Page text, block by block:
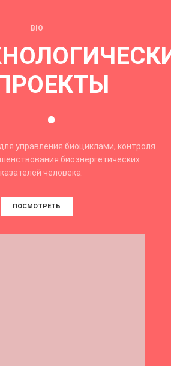
BIO
управления биоциклами, контроля
биоэнергетических
человека.
ПОСМОТРЕТЬ